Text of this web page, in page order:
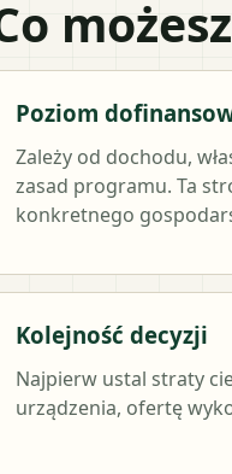
Poziom
Zależy od dochodu,
zasad programu. Ta
konkretnego
Kolejność decyzji
Najpierw ustal straty
urządzenia, ofertę